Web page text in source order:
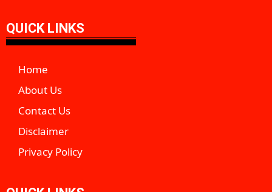
QUICK LINKS
Home
About Us
Contact Us
Disclaimer
Privacy Policy